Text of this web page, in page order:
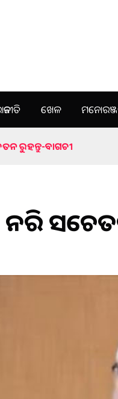
ଖେଳ
ରୁହନ୍ତୁ-ବାଗଚୀ
ନକରି